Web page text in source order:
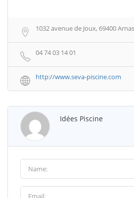
1032 avenue de Joux, 69400
04 74 03 14 01
http://www.seva-piscine.com
Idées Piscine